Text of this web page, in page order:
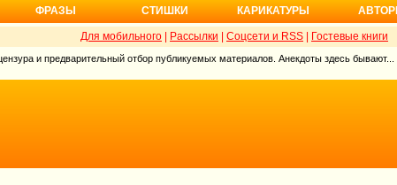
ФРАЗЫ СТИШКИ КАРИКАТУРЫ
Для мобильного Рассылки Соцсети и RSS Гостевые книги
и предварительный отбор публикуемых материалов. Анекдоты здесь бывают...